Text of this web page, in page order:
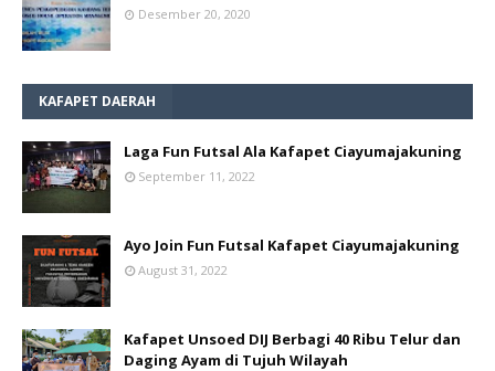
Desember 20, 2020
KAFAPET DAERAH
Laga Fun Futsal Ala Kafapet Ciayumajakuning
September 11, 2022
Ayo Join Fun Futsal Kafapet Ciayumajakuning
August 31, 2022
Kafapet Unsoed DIJ Berbagi 40 Ribu Telur dan
Daging Ayam di Tujuh Wilayah